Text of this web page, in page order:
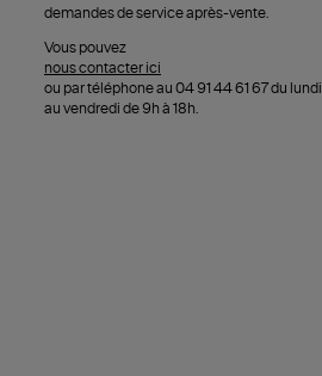
demandes de service après-vente.
Vous pouvez
nous contacter ici
ou par téléphone au 04 91 44 61 67 du lundi
au vendredi de 9h à 18h.